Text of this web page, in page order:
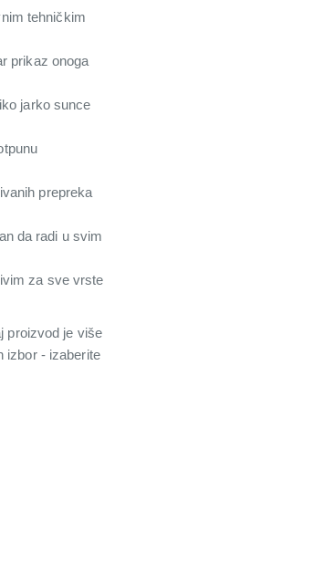
tehničkim
prikaz onoga
jarko sunce
prepreka
da radi u svim
za sve vrste
proizvod je više
izbor - izaberite